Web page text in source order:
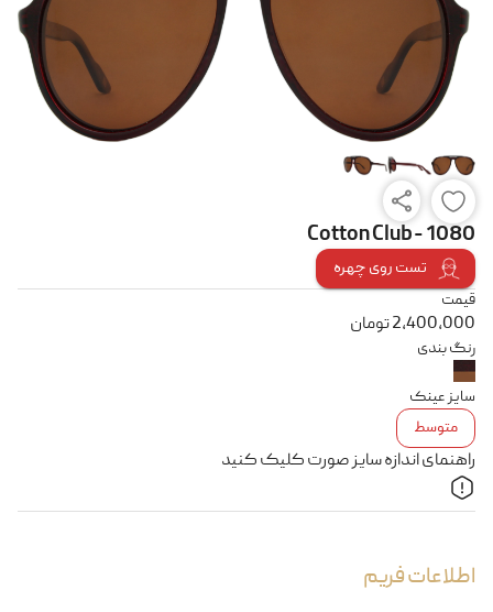
Cotton Club - 1080
تست روی چهره
قیمت
2,400,000تومان
رنگ بندی
سایز عینک
متوسط
راهنمای اندازه سایز صورت کلیک کنید
اطلاعات فریم